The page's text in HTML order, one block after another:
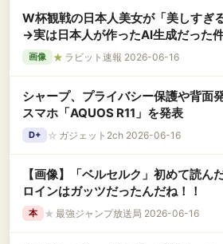
W杯観戦の日本人美女が「美しすぎ
→実は日本人が作ったAI生成だった
り）
画像 ★ ラビット速報 2026-06-16
シャープ、プライバシー保護や背面
スマホ「AQUOS R11」を発表
D+ ☆ ガジェット2ch 2026-06-16
【画像】「ベルセルク」初めて読ん
ロインはガッツだったんだね！！
本 ★ 最強ジャンプ放送局 2026-06-16